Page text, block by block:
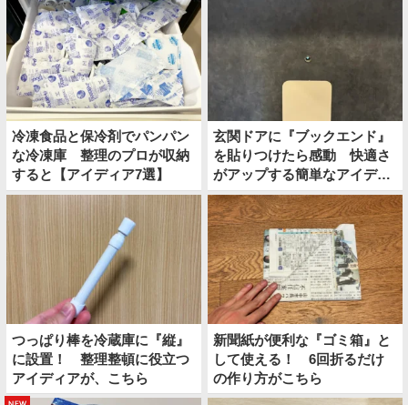
冷凍食品と保冷剤でパンパン
な冷凍庫 整理のプロが収納
すると【アイディア7選】
玄関ドアに『ブックエンド』
を貼りつけたら感動 快適さ
がアップする簡単なアイディ
アとは
つっぱり棒を冷蔵庫に『縦』
に設置！ 整理整頓に役立つ
アイディアが、こちら
新聞紙が便利な『ゴミ箱』と
して使える！ 6回折るだけ
の作り方がこちら